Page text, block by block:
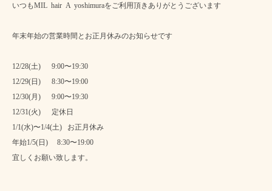
いつもMIL hair A yoshimuraをご利用頂きありがとうございます
年末年始の営業時間とお正月休みのお知らせです
12/28(土) 9:00〜19:30
12/29(日) 8:30〜19:00
12/30(月) 9:00〜19:30
12/31(火) 定休日
1/1(水)〜1/4(土) お正月休み
年始1/5(日) 8:30〜19:00
宜しくお願い致します。